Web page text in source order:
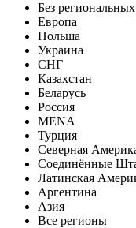
Без
Европа
Польша
Украина
СНГ
Казахстан
Беларусь
Россия
MENA
Турция
Северная
Соединённые
Латинская
Аргентина
Азия
Все регионы